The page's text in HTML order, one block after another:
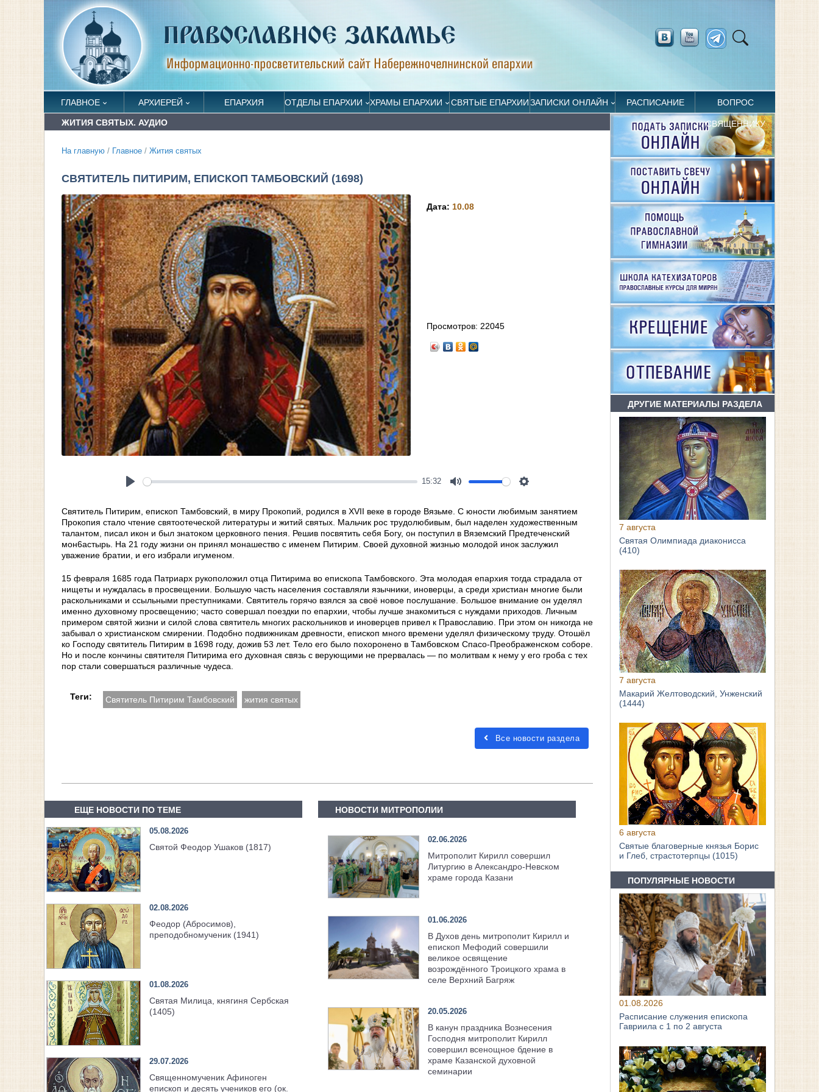
ГЛАВНОЕ АРХИЕРЕЙ ЕПАРХИЯ ОТДЕЛЫ ЕПАРХИИ ХРАМЫ ЕПАРХИИ СВЯТЫЕ ЕПАРХИИЗАПИСКИ ОНЛАЙН РАСПИСАНИЕ ВОПРОС
СВЯЩЕННИКУ
ЖИТИЯ СВЯТЫХ. АУДИО
На главную / Главное / Жития святых
СВЯТИТЕЛЬ ПИТИРИМ, ЕПИСКОП ТАМБОВСКИЙ (1698)
Дата: 10.08
Просмотров: 22045
15:32
Святитель Питирим, епископ Тамбовский, в миру Прокопий, родился в XVII веке в городе Вязьме. С юности любимым занятием
Прокопия стало чтение святоотеческой литературы и житий святых. Мальчик рос трудолюбивым, был наделен художественным
талантом, писал икон и был знатоком церковного пения. Решив посвятить себя Богу, он поступил в Вяземский Предтеченский
мон6астырь. На 21 году жизни он принял монашество с именем Питирим. Своей духовной жизнью молодой инок заслужил
уважение братии, и его избрали игуменом.
15 февраля 1685 года Патриарх рукоположил отца Питирима во епископа Тамбовского. Эта молодая епархия тогда страдала от
нищеты и нуждалась в просвещении. Большую часть населения составляли язычники, иноверцы, а среди христиан многие были
раскольниками и ссыльными преступниками. Святитель горячо взялся за своё новое послушание. Большое внимание он уделял
именно духовному просвещению; часто совершал поездки по епархии, чтобы лучше знакомиться с нуждами приходов. Личным
примером святой жизни и силой слова святитель многих раскольников и иноверцев привел к Православию. При этом он никогда не
забывал о христианском смирении. Подобно подвижникам древности, епископ много времени уделял физическому труду. Отошёл
ко Господу святитель Питирим в 1698 году, дожив 53 лет. Тело его было похоронено в Тамбовском Спасо-Преображенском соборе.
Но и после кончины святителя Питирима его духовная связь с верующими не прервалась — по молитвам к нему у его гроба с тех
пор стали совершаться различные чудеса.
Теги: Святитель Питирим Тамбовский жития святых
Все новости раздела
ЕЩЕ НОВОСТИ ПО ТЕМЕ
05.08.2026
Святой Феодор Ушаков (1817)
02.08.2026
Феодор (Абросимов),
преподобномученик (1941)
01.08.2026
Святая Милица, княгиня Сербская
(1405)
29.07.2026
Священномученик Афиноген
епископ и десять учеников его (ок.
НОВОСТИ МИТРОПОЛИИ
02.06.2026
Митрополит Кирилл совершил
Литургию в Александро-Невском
храме города Казани
01.06.2026
В Духов день митрополит Кирилл и
епископ Мефодий совершили
великое освящение
возрождённого Троицкого храма в
селе Верхний Багряж
20.05.2026
В канун праздника Вознесения
Господня митрополит Кирилл
совершил всенощное бдение в
храме Казанской духовной
семинарии
ДРУГИЕ МАТЕРИАЛЫ РАЗДЕЛА
7 августа
Святая Олимпиада диаконисса
(410)
7 августа
Макарий Желтоводский, Унженский
(1444)
6 августа
Святые благоверные князья Борис
и Глеб, страстотерпцы (1015)
ПОПУЛЯРНЫЕ НОВОСТИ
01.08.2026
Расписание служения епископа
Гавриила с 1 по 2 августа